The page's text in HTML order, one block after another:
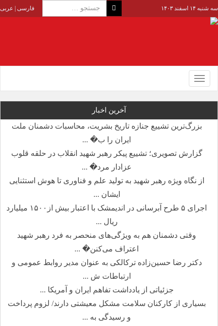
سه شنبه ۱۴ اسفند ۱۴۰۳ فارسی عربی
Toggle
navigation
آخرین اخبار
بزرگ‌ترین تشییع جنازه تاریخ بشریت، محاسبات دشمنان ملت
ایران را ب� ...
گزارش تصویری؛ تشییع پیکر رهبر شهید انقلاب در حلقه قلوب
عزادار مرد� ...
از نگاه ویژه رهبر شهید به تولید علم و فناوری تا هوش استثنایی
ایشان ...
اجرای ۵ طرح آبرسانی در اندیمشک با اعتبار بیش از۱۵۰۰ میلیارد
ریال ...
وقتی دشمنان هم به ویژگی‌های منحصر به فرد رهبر شهید
اعتراف می‌کنن� ...
دکتر رضا حسین‌زاده ترکالکی به عنوان مدیر روابط عمومی و
ارتباطات ش ...
جزئیاتی از یادداشت تفاهم ایران و آمریکا ...
بسیاری از کارکنان سلامت مشکل معیشتی دارند/ لزوم پرداخت
و رسیدگی به ...